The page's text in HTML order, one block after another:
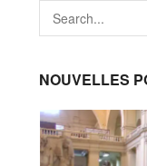
NOUVELLES